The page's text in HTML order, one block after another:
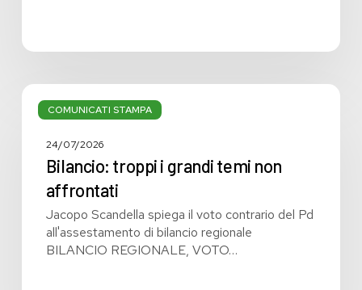
COMUNICATI STAMPA
Bilancio:
troppi
grandi
affrontati
24/07/2026
Bilancio: troppi i grandi temi non
affrontati
Jacopo Scandella spiega il voto contrario del Pd
all'assestamento di bilancio regionale
BILANCIO REGIONALE, VOTO…